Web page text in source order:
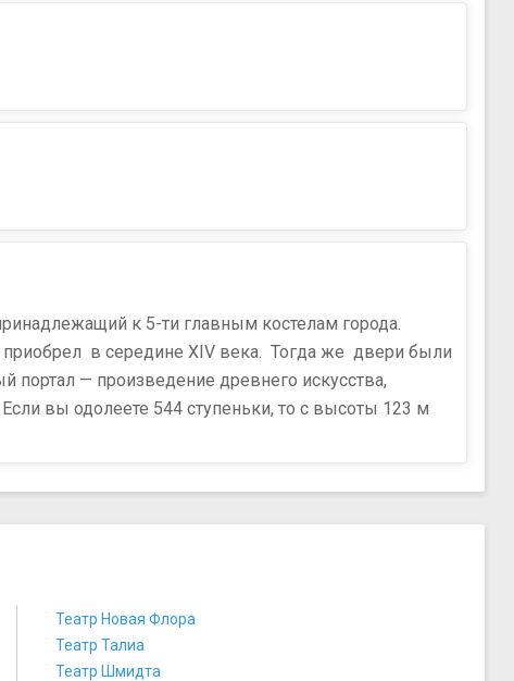
к 5-ти главным костелам города.
приобрел в середине XIV века. Тогда же двери были
— произведение древнего искусства,
вы одолеете 544 ступеньки, то с высоты 123 м
Театр Новая Флора
Театр Талиа
Театр Шмидта